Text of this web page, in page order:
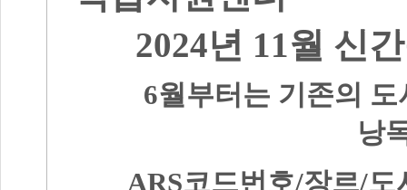
2024년 11월 신
6월부터는 기존의
낭
ARS코드번호/장르/도